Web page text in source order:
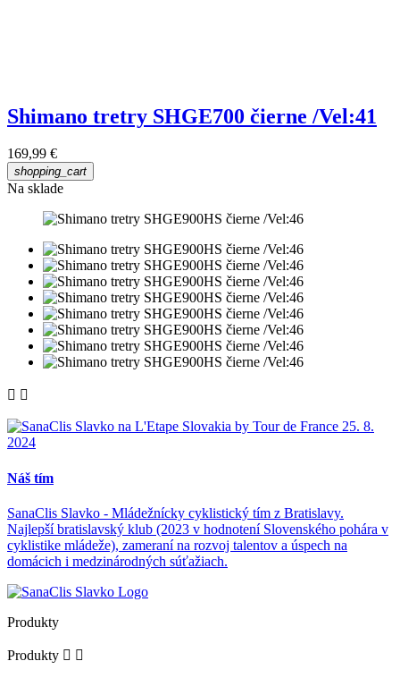
Shimano tretry SHGE700 čierne /Vel:41
169,99 €
shopping_cart
Na sklade
 
Náš tím
SanaClis Slavko - Mládežnícky cyklistický tím z Bratislavy.
Najlepší bratislavský klub (2023 v hodnotení Slovenského pohára v
cyklistike mládeže), zameraní na rozvoj talentov a úspech na
domácich i medzinárodných súťažiach.
Produkty
Produkty  